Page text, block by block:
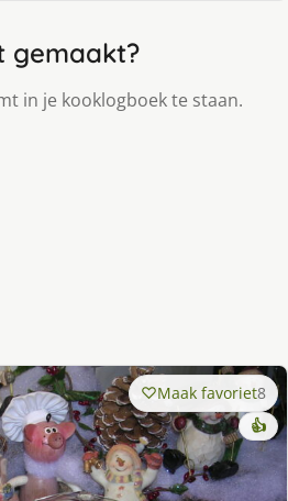
gemaakt?
in je kooklogboek te staan.
Maak favoriet8
👍